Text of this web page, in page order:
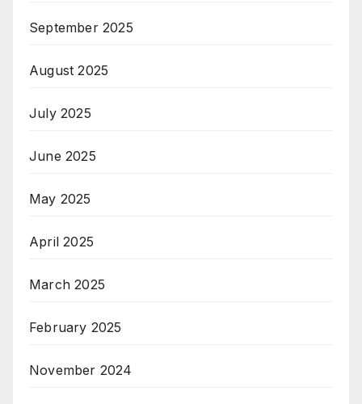
September 2025
August 2025
July 2025
June 2025
May 2025
April 2025
March 2025
February 2025
November 2024